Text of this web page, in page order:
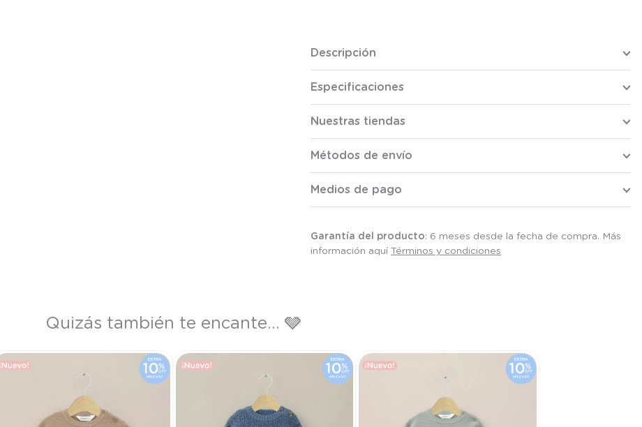
Descripción
Especificaciones
Nuestras tiendas
Métodos de envío
Medios de pago
Garantía del producto: 6 meses desde la fecha de compra. Más
información aquí Términos y condiciones
Quizás también te encante... 🩶